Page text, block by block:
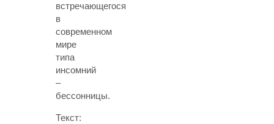
встречающегося
в
современном
мире
типа
инсомний
–
бессонницы.
Текст: